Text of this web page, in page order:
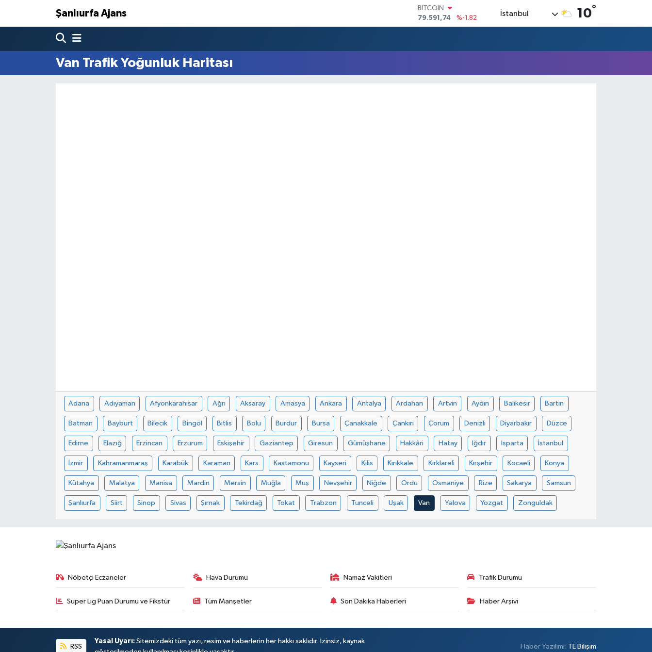
Şanlıurfa Ajans
BITCOIN
79.591,74
%-1.82
DOLAR
61,60380
%0.18
İstanbul 10°
Van Trafik Yoğunluk Haritası
Adana Adıyaman Afyonkarahisar Ağrı Aksaray Amasya Ankara Antalya Ardahan Artvin Aydın Balıkesir Bartın
Batman Bayburt Bilecik Bingöl Bitlis Bolu Burdur Bursa Çanakkale Çankırı Çorum Denizli Diyarbakır Düzce
Edirne Elazığ Erzincan Erzurum Eskişehir Gaziantep Giresun Gümüşhane Hakkâri Hatay Iğdır Isparta İstanbul
İzmir Kahramanmaraş Karabük Karaman Kars Kastamonu Kayseri Kilis Kırıkkale Kırklareli Kırşehir Kocaeli Konya
Kütahya Malatya Manisa Mardin Mersin Muğla Muş Nevşehir Niğde Ordu Osmaniye Rize Sakarya Samsun
Şanlıurfa Siirt Sinop Sivas Şırnak Tekirdağ Tokat Trabzon Tunceli Uşak Van Yalova Yozgat Zonguldak
Nöbetçi Eczaneler Hava Durumu Namaz Vakitleri Trafik Durumu
Süper Lig Puan Durumu ve Fikstür Tüm Manşetler Son Dakika Haberleri Haber Arşivi
RSS
Yasal Uyarı: Sitemizdeki tüm yazı, resim ve haberlerin her hakkı saklıdır. İzinsiz, kaynak
Haber Yazılımı: TE Bilişim
Nöbetçi Eczaneler
Hava Durumu